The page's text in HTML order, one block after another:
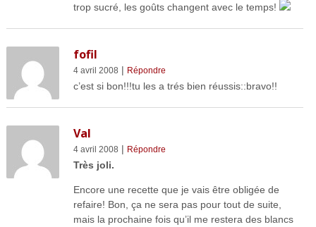
trop sucré, les goûts changent avec le temps!
fofil
4 avril 2008 | Répondre
c’est si bon!!!tu les a trés bien réussis::bravo!!
Val
4 avril 2008 | Répondre
Très joli.
Encore une recette que je vais être obligée de
refaire! Bon, ça ne sera pas pour tout de suite,
mais la prochaine fois qu’il me restera des blancs